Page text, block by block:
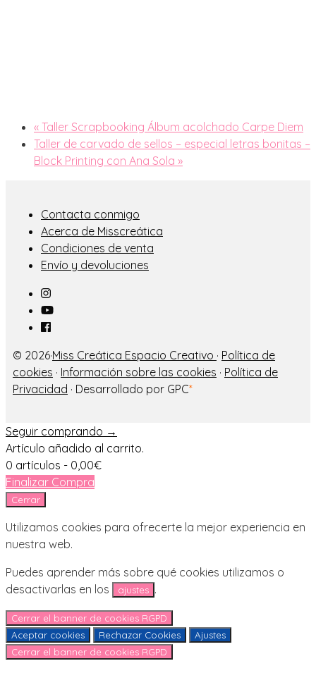
« Taller Scrapbooking Álbum acolchado Carpe Diem
Taller de carvado de sellos – especial letras bonitas –
Block Printing con Ana Sola »
Contacta conmigo
Acerca de Misscreática
Condiciones de venta
Envío y devoluciones
© 2026·Miss Creática Espacio Creativo · Política de
cookies · Información sobre las cookies · Política de
Privacidad · Desarrollado por GPC*
Seguir comprando →
Artículo añadido al carrito.
0 artículos - 0,00€
Finalizar Compra
Cerrar
Utilizamos cookies para ofrecerte la mejor experiencia en
nuestra web.
Puedes aprender más sobre qué cookies utilizamos o
desactivarlas en los
ajustes .
Cerrar el banner de cookies RGPD
Aceptar cookies
Rechazar Cookies
Ajustes
Cerrar el banner de cookies RGPD